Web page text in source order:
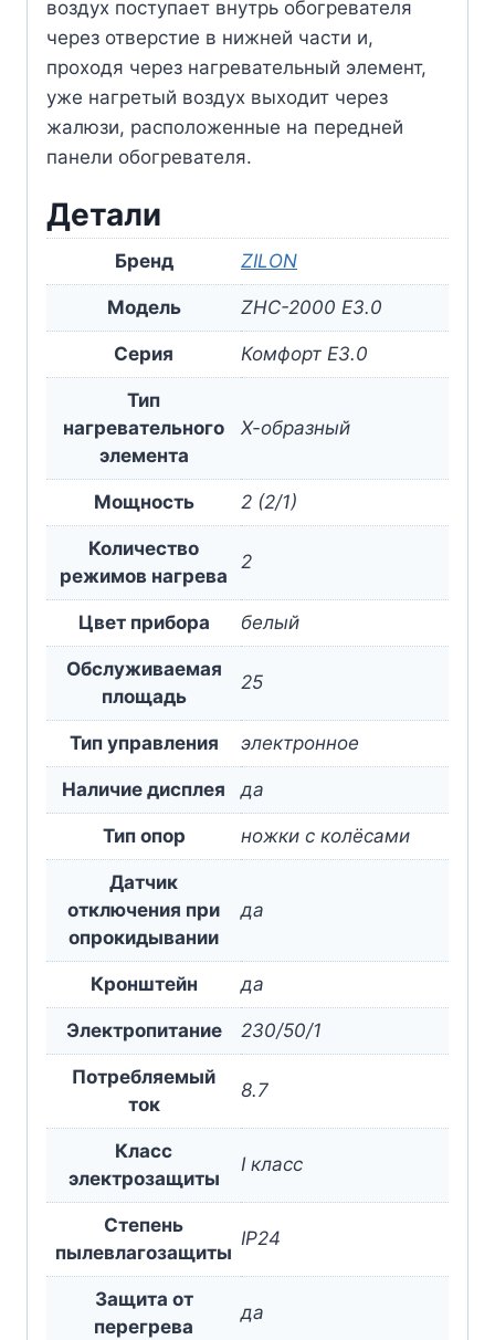
воздух поступает внутрь обогревателя
через отверстие в нижней части и,
проходя через нагревательный элемент,
уже нагретый воздух выходит через
жалюзи, расположенные на передней
панели обогревателя.
Детали
Бренд ZILON
Модель ZHC-2000 E3.0
Серия Комфорт E3.0
Тип
нагревательного
элемента
Х-образный
Мощность 2 (2/1)
Количество
режимов нагрева
2
Цвет прибора белый
Обслуживаемая
площадь
25
Тип управления электронное
Наличие дисплея да
Тип опор ножки с колёсами
Датчик
отключения при
опрокидывании
да
Кронштейн да
Электропитание 230/50/1
Потребляемый
ток
8.7
Класс
электрозащиты
I класс
Степень
пылевлагозащиты
IP24
Защита от
перегрева
да